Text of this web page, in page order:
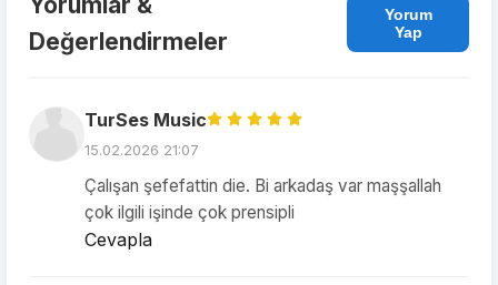
Değerlendirmeler
Yorum
Yap
TurSes Music
15.02.2026 21:07
Çalışan şefefattin die. Bi arkadaş var maşşallah
çok ilgili işinde çok prensipli
Cevapla